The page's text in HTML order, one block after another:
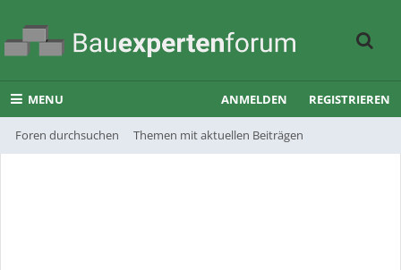
MENU
Foren durchsuchen Themen mit aktuellen Beiträgen
ANMELDEN REGISTRIEREN